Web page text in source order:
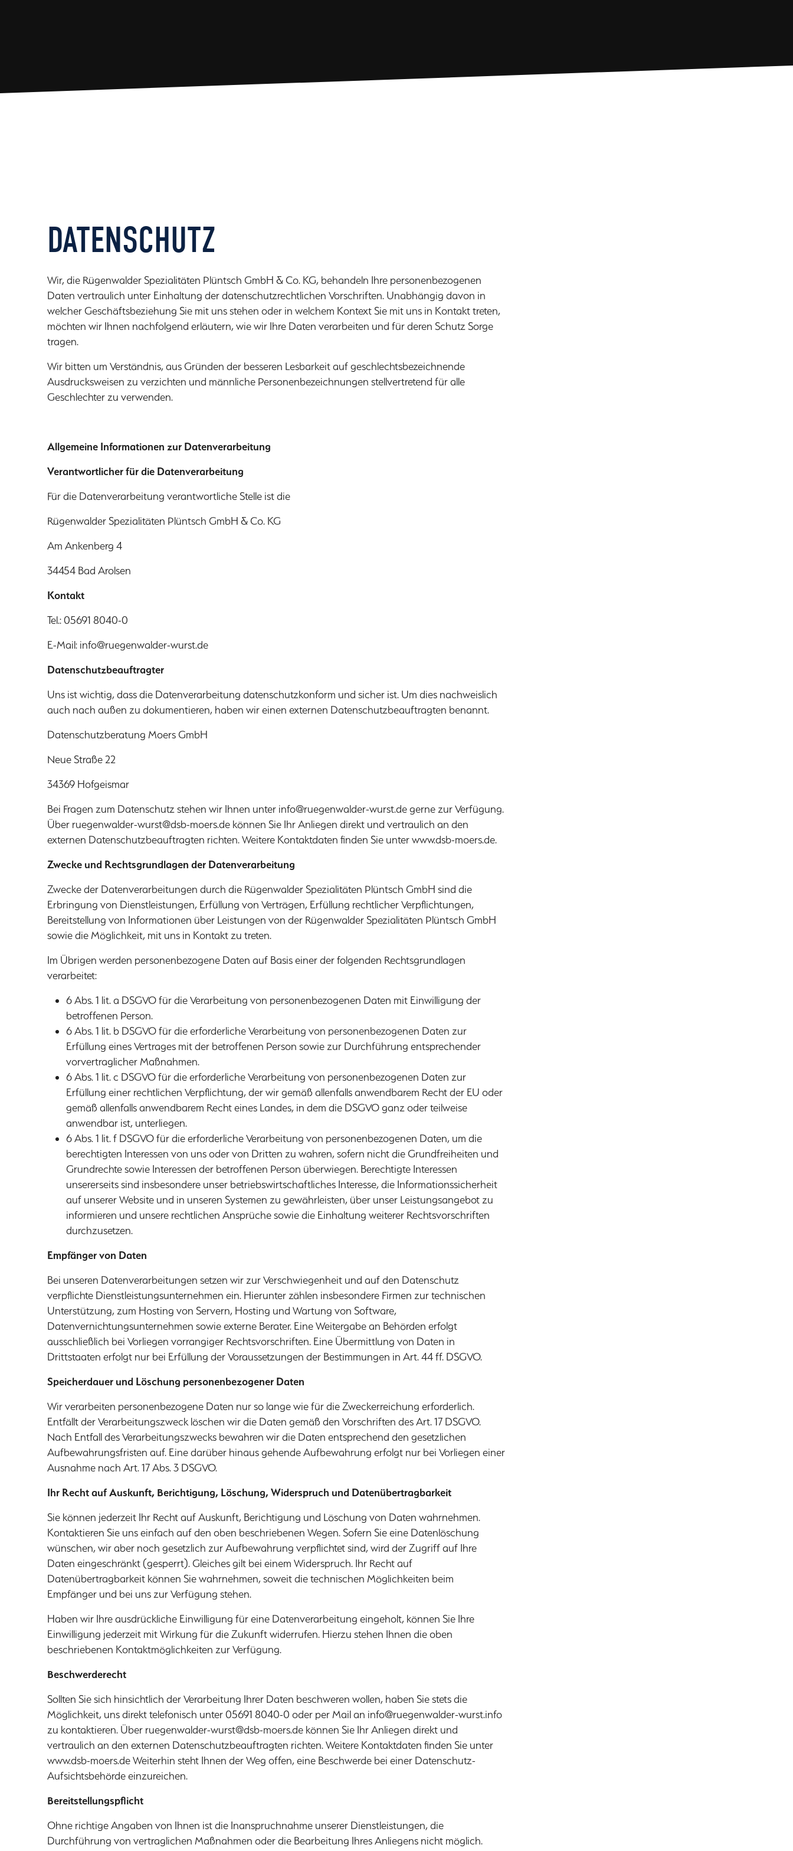
DATENSCHUTZ
Wir, die Rügenwalder Spezialitäten Plüntsch GmbH & Co. KG, behandeln Ihre personenbezogenen
Daten vertraulich unter Einhaltung der datenschutzrechtlichen Vorschriften. Unabhängig davon in
welcher Geschäftsbeziehung Sie mit uns stehen oder in welchem Kontext Sie mit uns in Kontakt treten,
möchten wir Ihnen nachfolgend erläutern, wie wir Ihre Daten verarbeiten und für deren Schutz Sorge
tragen.
Wir bitten um Verständnis, aus Gründen der besseren Lesbarkeit auf geschlechtsbezeichnende
Ausdrucksweisen zu verzichten und männliche Personenbezeichnungen stellvertretend für alle
Geschlechter zu verwenden.
Allgemeine Informationen zur Datenverarbeitung
Verantwortlicher für die Datenverarbeitung
Für die Datenverarbeitung verantwortliche Stelle ist die
Rügenwalder Spezialitäten Plüntsch GmbH & Co. KG
Am Ankenberg 4
34454 Bad Arolsen
Kontakt
Tel.: 05691 8040-0
E-Mail: info@ruegenwalder-wurst.de
Datenschutzbeauftragter
Uns ist wichtig, dass die Datenverarbeitung datenschutzkonform und sicher ist. Um dies nachweislich
auch nach außen zu dokumentieren, haben wir einen externen Datenschutzbeauftragten benannt.
Datenschutzberatung Moers GmbH
Neue Straße 22
34369 Hofgeismar
Bei Fragen zum Datenschutz stehen wir Ihnen unter info@ruegenwalder-wurst.degerne zur Verfügung.
Über ruegenwalder-wurst@dsb-moers.de können Sie Ihr Anliegen direkt und vertraulich an den
externen Datenschutzbeauftragten richten. Weitere Kontaktdaten finden Sie unterwww.dsb-moers.de.
Zwecke und Rechtsgrundlagen der Datenverarbeitung
Zwecke der Datenverarbeitungen durch die Rügenwalder Spezialitäten Plüntsch GmbH sind die
Erbringung von Dienstleistungen, Erfüllung von Verträgen, Erfüllung rechtlicher Verpflichtungen,
Bereitstellung von Informationen über Leistungen von der Rügenwalder Spezialitäten Plüntsch GmbH
sowie die Möglichkeit, mit uns in Kontakt zu treten.
Im Übrigen werden personenbezogene Daten auf Basis einer der folgenden Rechtsgrundlagen
verarbeitet:
6 Abs. 1 lit. a DSGVO für die Verarbeitung von personenbezogenen Daten mit Einwilligung der
betroffenen Person.
6 Abs. 1 lit. b DSGVO für die erforderliche Verarbeitung von personenbezogenen Daten zur
Erfüllung eines Vertrages mit der betroffenen Person sowie zur Durchführung entsprechender
vorvertraglicher Maßnahmen.
6 Abs. 1 lit. c DSGVO für die erforderliche Verarbeitung von personenbezogenen Daten zur
Erfüllung einer rechtlichen Verpflichtung, der wir gemäß allenfalls anwendbarem Recht der EU oder
gemäß allenfalls anwendbarem Recht eines Landes, in dem die DSGVO ganz oder teilweise
anwendbar ist, unterliegen.
6 Abs. 1 lit. f DSGVO für die erforderliche Verarbeitung von personenbezogenen Daten, um die
berechtigten Interessen von uns oder von Dritten zu wahren, sofern nicht die Grundfreiheiten und
Grundrechte sowie Interessen der betroffenen Person überwiegen. Berechtigte Interessen
unsererseits sind insbesondere unser betriebswirtschaftliches Interesse, die Informationssicherheit
auf unserer Website und in unseren Systemen zu gewährleisten, über unser Leistungsangebot zu
informieren und unsere rechtlichen Ansprüche sowie die Einhaltung weiterer Rechtsvorschriften
durchzusetzen.
Empfänger von Daten
Bei unseren Datenverarbeitungen setzen wir zur Verschwiegenheit und auf den Datenschutz
verpflichte Dienstleistungsunternehmen ein. Hierunter zählen insbesondere Firmen zur technischen
Unterstützung, zum Hosting von Servern, Hosting und Wartung von Software,
Datenvernichtungsunternehmen sowie externe Berater. Eine Weitergabe an Behörden erfolgt
ausschließlich bei Vorliegen vorrangiger Rechtsvorschriften. Eine Übermittlung von Daten in
Drittstaaten erfolgt nur bei Erfüllung der Voraussetzungen der Bestimmungen in Art. 44 ff. DSGVO.
Speicherdauer und Löschung personenbezogener Daten
Wir verarbeiten personenbezogene Daten nur so lange wie für die Zweckerreichung erforderlich.
Entfällt der Verarbeitungszweck löschen wir die Daten gemäß den Vorschriften des Art. 17 DSGVO.
Nach Entfall des Verarbeitungszwecks bewahren wir die Daten entsprechend den gesetzlichen
Aufbewahrungsfristen auf. Eine darüber hinaus gehende Aufbewahrung erfolgt nur bei Vorliegen einer
Ausnahme nach Art. 17 Abs. 3 DSGVO.
Ihr Recht auf Auskunft, Berichtigung, Löschung, Widerspruch und Datenübertragbarkeit
Sie können jederzeit Ihr Recht auf Auskunft, Berichtigung und Löschung von Daten wahrnehmen.
Kontaktieren Sie uns einfach auf den oben beschriebenen Wegen. Sofern Sie eine Datenlöschung
wünschen, wir aber noch gesetzlich zur Aufbewahrung verpflichtet sind, wird der Zugriff auf Ihre
Daten eingeschränkt (gesperrt). Gleiches gilt bei einem Widerspruch. Ihr Recht auf
Datenübertragbarkeit können Sie wahrnehmen, soweit die technischen Möglichkeiten beim
Empfänger und bei uns zur Verfügung stehen.
Haben wir Ihre ausdrückliche Einwilligung für eine Datenverarbeitung eingeholt, können Sie Ihre
Einwilligung jederzeit mit Wirkung für die Zukunft widerrufen. Hierzu stehen Ihnen die oben
beschriebenen Kontaktmöglichkeiten zur Verfügung.
Beschwerderecht
Sollten Sie sich hinsichtlich der Verarbeitung Ihrer Daten beschweren wollen, haben Sie stets die
Möglichkeit, uns direkt telefonisch unter 05691 8040-0 oder per Mail an info@ruegenwalder-wurst.info
zu kontaktieren. Über ruegenwalder-wurst@dsb-moers.de können Sie Ihr Anliegen direkt und
vertraulich an den externen Datenschutzbeauftragten richten. Weitere Kontaktdaten finden Sie unter
www.dsb-moers.deWeiterhin steht Ihnen der Weg offen, eine Beschwerde bei einer Datenschutz-
Aufsichtsbehörde einzureichen.
Bereitstellungspflicht
Ohne richtige Angaben von Ihnen ist die Inanspruchnahme unserer Dienstleistungen, die
Durchführung von vertraglichen Maßnahmen oder die Bearbeitung Ihres Anliegens nicht möglich.